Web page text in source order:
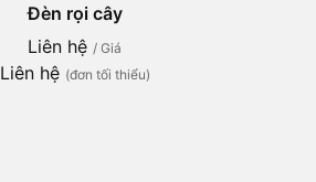
Đèn rọi cây
Liên hệ / Giá
Liên hệ (đơn tối thiểu)